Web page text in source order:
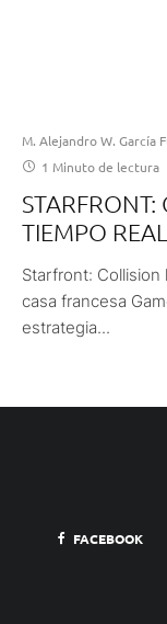
M. Alejandro W. García
1 Minuto de lectura
STARFRONT:
TIEMPO
Starfront: Collision
casa francesa
estrategia...
FACEBOOK